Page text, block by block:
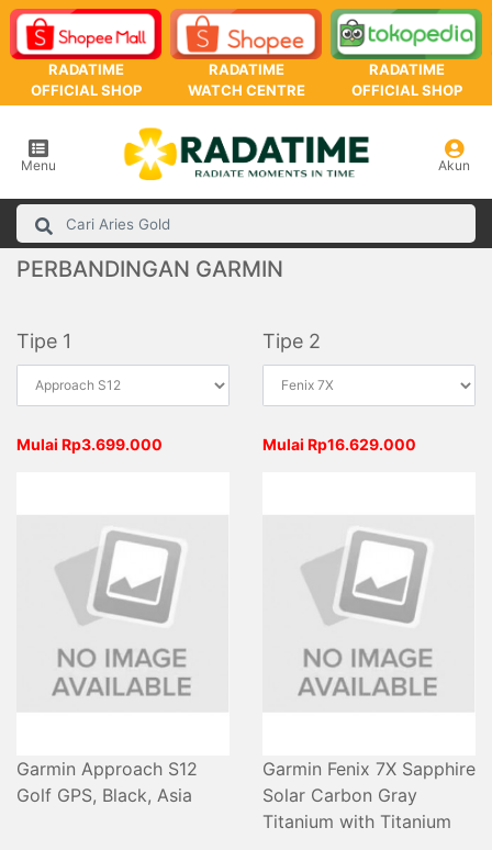
RADATIME
OFFICIAL SHOP
RADATIME
WATCH CENTRE
RADATIME
OFFICIAL SHOP
Menu Akun
PERBANDINGAN GARMIN
Tipe 1 Tipe 2
Mulai Rp3.699.000
Garmin Approach S12
Golf GPS, Black, Asia
Mulai Rp16.629.000
Garmin Fenix 7X Sapphire
Solar Carbon Gray
Titanium with Titanium